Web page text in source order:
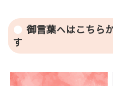
御言葉へはこちら
す